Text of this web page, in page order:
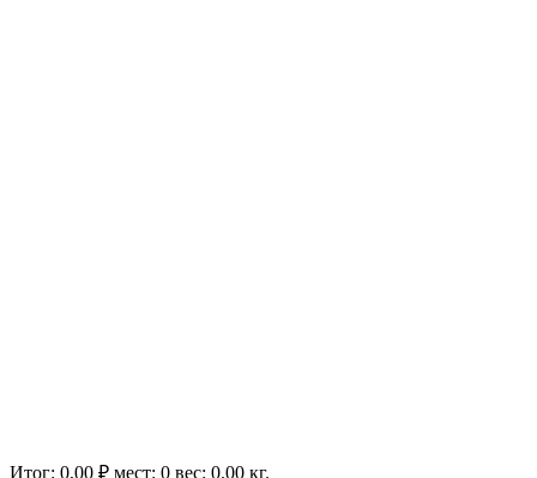
Итог: 0,00 ₽ мест: 0 вес: 0.00 кг.